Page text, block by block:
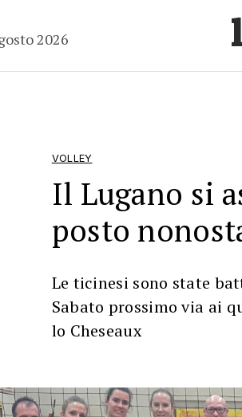
2026
VOLLEY
Il Lugano si
posto
Le ticinesi sono state
Sabato prossimo via ai
lo Cheseaux